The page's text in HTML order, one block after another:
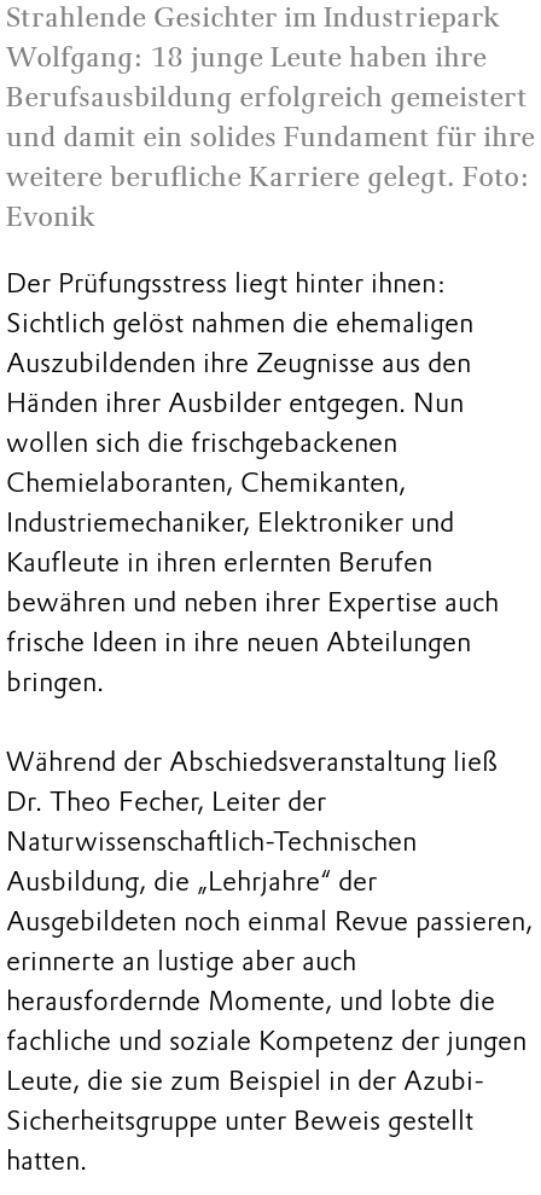
Strahlende Gesichter im Industriepark
Wolfgang: 18 junge Leute haben ihre
Berufsausbildung erfolgreich gemeistert
und damit ein solides Fundament für ihre
weitere berufliche Karriere gelegt. Foto:
Evonik
Der Prüfungsstress liegt hinter ihnen:
Sichtlich gelöst nahmen die ehemaligen
Auszubildenden ihre Zeugnisse aus den
Händen ihrer Ausbilder entgegen. Nun
wollen sich die frischgebackenen
Chemielaboranten, Chemikanten,
Industriemechaniker, Elektroniker und
Kaufleute in ihren erlernten Berufen
bewähren und neben ihrer Expertise auch
frische Ideen in ihre neuen Abteilungen
bringen.
Während der Abschiedsveranstaltung ließ
Dr. Theo Fecher, Leiter der
Naturwissenschaftlich-Technischen
Ausbildung, die „Lehrjahre“ der
Ausgebildeten noch einmal Revue passieren,
erinnerte an lustige aber auch
herausfordernde Momente, und lobte die
fachliche und soziale Kompetenz der jungen
Leute, die sie zum Beispiel in der Azubi-
Sicherheitsgruppe unter Beweis gestellt
hatten.